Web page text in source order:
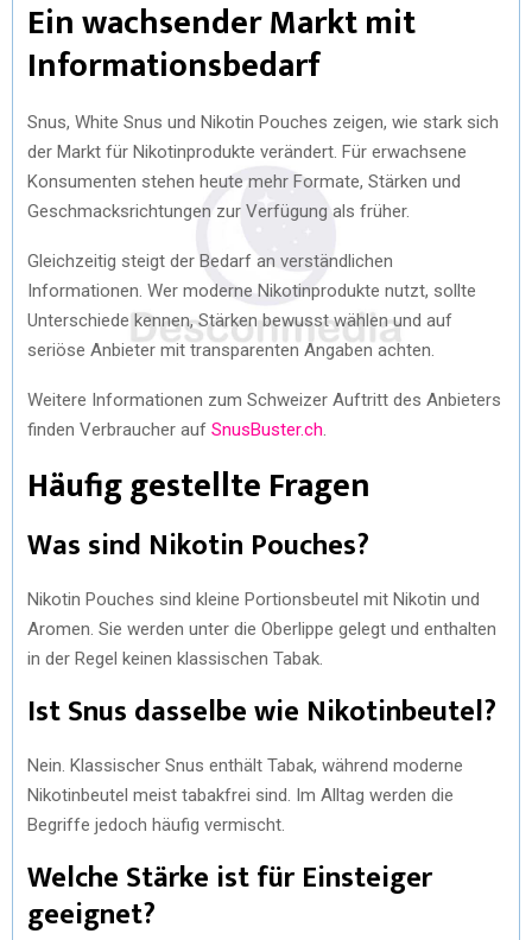
Ein wachsender Markt mit
Informationsbedarf
Snus, White Snus und Nikotin Pouches zeigen, wie stark sich
der Markt für Nikotinprodukte verändert. Für erwachsene
Konsumenten stehen heute mehr Formate, Stärken und
Geschmacksrichtungen zur Verfügung als früher.
Gleichzeitig steigt der Bedarf an verständlichen
Informationen. Wer moderne Nikotinprodukte nutzt, sollte
Unterschiede kennen, Stärken bewusst wählen und auf
seriöse Anbieter mit transparenten Angaben achten.
Weitere Informationen zum Schweizer Auftritt des Anbieters
finden Verbraucher auf SnusBuster.ch
Häufig gestellte Fragen
Was sind Nikotin Pouches?
Nikotin Pouches sind kleine Portionsbeutel mit Nikotin und
Aromen. Sie werden unter die Oberlippe gelegt und enthalten
in der Regel keinen klassischen Tabak.
Ist Snus dasselbe wie Nikotinbeutel?
Nein. Klassischer Snus enthält Tabak, während moderne
Nikotinbeutel meist tabakfrei sind. Im Alltag werden die
Begriffe jedoch häufig vermischt.
Welche Stärke ist für Einsteiger
geeignet?